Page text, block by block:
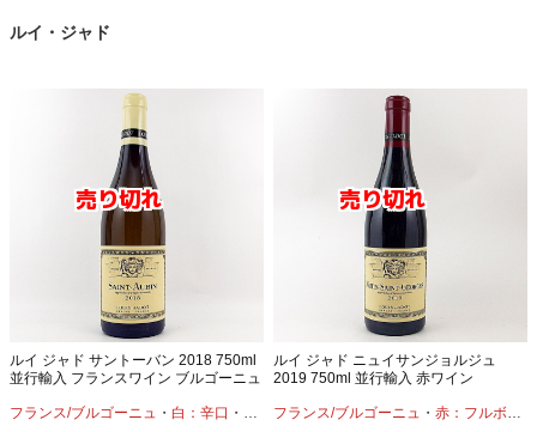
ルイ・ジャド
ルイ ジャド サントーバン 2018 750ml
並行輸入 フランスワイン ブルゴーニュ
フランス/ブルゴーニュ ・ 白：辛口 ・ シャルドネ
ルイ ジャド ニュイサンジョルジュ
2019 750ml 並行輸入 赤ワイン
フランス/ブルゴーニュ ・赤：フルボディ